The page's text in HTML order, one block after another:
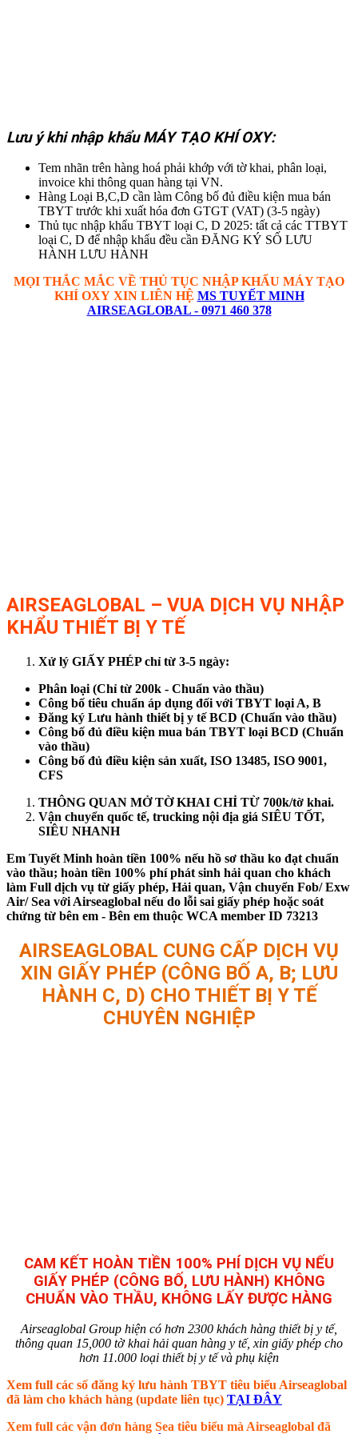
Lưu ý khi nhập khẩu MÁY TẠO KHÍ OXY:
Tem nhãn trên hàng hoá phải khớp với tờ khai, phân loại,
invoice khi thông quan hàng tại VN.
Hàng Loại B,C,D cần làm Công bố đủ điều kiện mua bán
TBYT trước khi xuất hóa đơn GTGT (VAT) (3-5 ngày)
Thủ tục nhập khẩu TBYT loại C, D 2025: tất cả các TTBYT
loại C, D để nhập khẩu đều cần ĐĂNG KÝ SỐ LƯU
HÀNH LƯU HÀNH
MỌI THẮC MẮC VỀ THỦ TỤC NHẬP KHẨU MÁY TẠO
KHÍ OXY XIN LIÊN HỆ MS TUYẾT MINH
AIRSEAGLOBAL - 0971 460 378
AIRSEAGLOBAL – VUA DỊCH VỤ NHẬP
KHẨU THIẾT BỊ Y TẾ
Xử lý GIẤY PHÉP chỉ từ 3-5 ngày:
Phân loại (Chỉ từ 200k - Chuẩn vào thầu)
Công bố tiêu chuẩn áp dụng đối với TBYT loại A, B
Đăng ký Lưu hành thiết bị y tế BCD (Chuẩn vào thầu)
Công bố đủ điều kiện mua bán TBYT loại BCD (Chuẩn
vào thầu)
Công bố đủ điều kiện sản xuất, ISO 13485, ISO 9001,
CFS
THÔNG QUAN MỞ TỜ KHAI CHỈ TỪ 700k/tờ khai.
Vận chuyển quốc tế, trucking nội địa giá SIÊU TỐT,
SIÊU NHANH
Em Tuyết Minh hoàn tiền 100% nếu hồ sơ thầu ko đạt chuẩn
vào thầu; hoàn tiền 100% phí phát sinh hải quan cho khách
làm Full dịch vụ từ giấy phép, Hải quan, Vận chuyển Fob/ Exw
Air/ Sea với Airseaglobal nếu do lỗi sai giấy phép hoặc soát
chứng từ bên em - Bên em thuộc WCA member ID 73213
AIRSEAGLOBAL CUNG CẤP DỊCH VỤ
XIN GIẤY PHÉP (CÔNG BỐ A, B; LƯU
HÀNH C, D) CHO THIẾT BỊ Y TẾ
CHUYÊN NGHIỆP
CAM KẾT HOÀN TIỀN 100% PHÍ DỊCH VỤ NẾU
GIẤY PHÉP (CÔNG BỐ, LƯU HÀNH) KHÔNG
CHUẨN VÀO THẦU, KHÔNG LẤY ĐƯỢC HÀNG
Airseaglobal Group hiện có hơn 2300 khách hàng thiết bị y tế,
thông quan 15,000 tờ khai hải quan hàng y tế, xin giấy phép cho
hơn 11.000 loại thiết bị y tế và phụ kiện
Xem full các số đăng ký lưu hành TBYT tiêu biểu Airseaglobal
đã làm cho khách hàng (update liên tục) TẠI ĐÂY
Xem full các vận đơn hàng Sea tiêu biểu mà Airseaglobal đã